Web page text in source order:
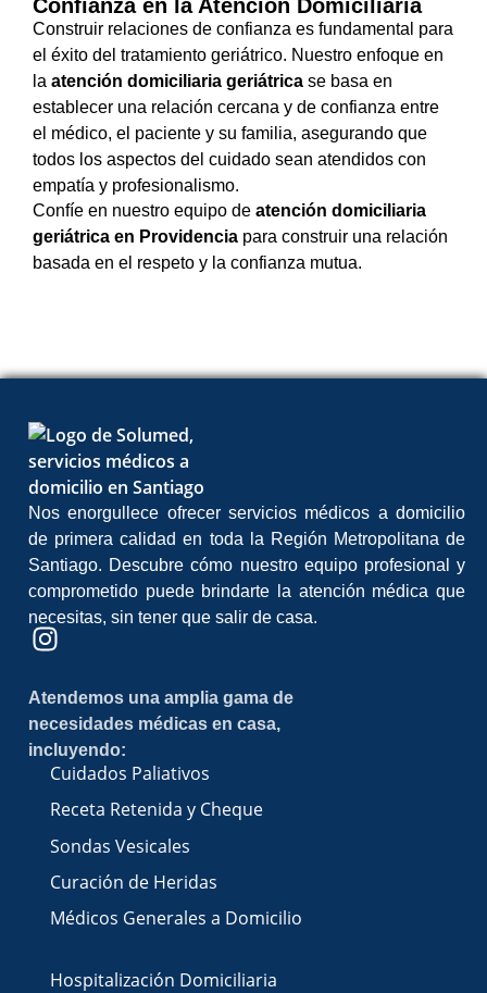
Confianza en la Atención Domiciliaria
Construir relaciones de confianza es fundamental para
el éxito del tratamiento geriátrico. Nuestro enfoque en
la atención domiciliaria geriátrica se basa en
establecer una relación cercana y de confianza entre
el médico, el paciente y su familia, asegurando que
todos los aspectos del cuidado sean atendidos con
empatía y profesionalismo.
Confíe en nuestro equipo de atención domiciliaria
geriátrica en Providencia para construir una relación
basada en el respeto y la confianza mutua.
Nos enorgullece ofrecer servicios médicos a domicilio
de primera calidad en toda la Región Metropolitana de
Santiago. Descubre cómo nuestro equipo profesional y
comprometido puede brindarte la atención médica que
necesitas, sin tener que salir de casa.
Atendemos una amplia gama de
necesidades médicas en casa,
incluyendo:
Cuidados Paliativos
Receta Retenida y Cheque
Sondas Vesicales
Curación de Heridas
Médicos Generales a Domicilio
Hospitalización Domiciliaria